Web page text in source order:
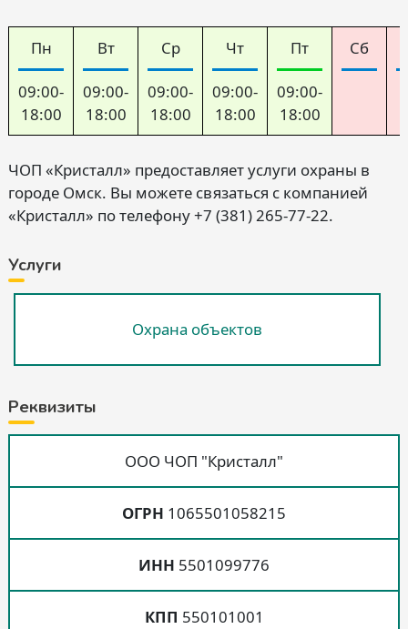
Пн
09:00-
18:00
Вт
09:00-
18:00
Ср
09:00-
18:00
Чт
09:00-
18:00
Пт
09:00-
18:00
Сб
ЧОП «Кристалл» предоставляет услуги охраны в
городе Омск. Вы можете связаться с компанией
«Кристалл» по телефону +7 (381) 265-77-22.
Услуги
Охрана объектов
Реквизиты
ООО ЧОП "Кристалл"
ОГРН 1065501058215
ИНН 5501099776
КПП 550101001